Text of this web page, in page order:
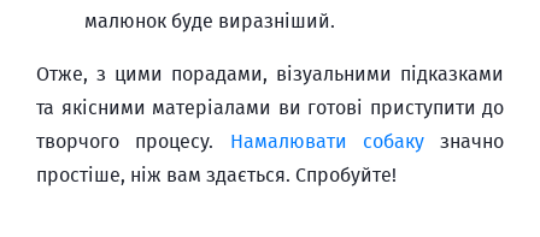
малюнок буде виразніший.
Отже, з цими порадами, візуальними підказками
та якісними матеріалами ви готові приступити до
творчого процесу. Намалювати собакузначно
простіше, ніж вам здається. Спробуйте!